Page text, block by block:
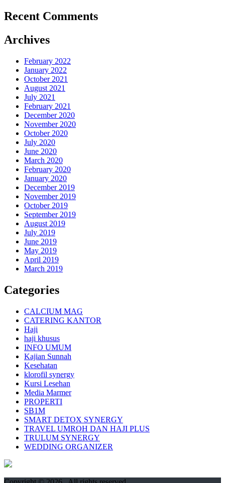
Recent Comments
Archives
February 2022
January 2022
October 2021
August 2021
July 2021
February 2021
December 2020
November 2020
October 2020
July 2020
June 2020
March 2020
February 2020
January 2020
December 2019
November 2019
October 2019
September 2019
August 2019
July 2019
June 2019
May 2019
April 2019
March 2019
Categories
CALCIUM MAG
CATERING KANTOR
Haji
haji khusus
INFO UMUM
Kajian Sunnah
Kesehatan
klorofil synergy
Kursi Lesehan
Media Marmer
PROPERTI
SB1M
SMART DETOX SYNERGY
TRAVEL UMROH DAN HAJI PLUS
TRULUM SYNERGY
WEDDING ORGANIZER